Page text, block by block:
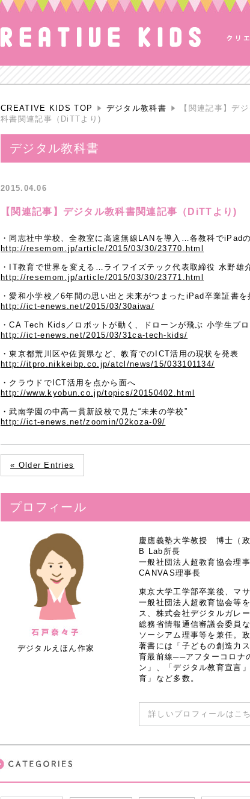
CREATIVE KIDS TOP デジタル教科書
【関連記事】デジ
科書関連記事（DiTTより)
デジタル教科書
2015.04.06
【関連記事】デジタル教科書関連記事（DiTTより)
・同志社中学校、全教室に高速無線LANを導入…各教科でiPad
http://resemom.jp/article/2015/03/30/23770.html
・IT教育で世界を変える…ライフイズテック代表取締役 水野雄
http://resemom.jp/article/2015/03/30/23771.html
・愛和小学校／6年間の思い出と未来がつまったiPad卒業証書を
http://ict-enews.net/2015/03/30aiwa/
・CA Tech Kids／ロボットが動く、ドローンが飛ぶ 小学生プ
http://ict-enews.net/2015/03/31ca-tech-kids/
・東京都荒川区や佐賀県など、教育でのICT活用の現状を発表
http://itpro.nikkeibp.co.jp/atcl/news/15/033101134/
・クラウドでICT活用を点から面へ
http://www.kyobun.co.jp/topics/20150402.html
・武南学園の中高一貫新設校で見た“未来の学校”
http://ict-enews.net/zoomin/02koza-09/
« Older Entries
プロフィール
デジタルえほん作家
慶應義塾大学教授 博士（政
B Lab所長
一般社団法人超教育協会理
CANVAS理事長
東京大学工学部卒業後、マ
一般社団法人超教育協会等
ス、株式会社デジタルガレ
総務省情報通信審議会委員
ソーシアム理事等を兼任。
著書には「子どもの創造力
育最前線──アフターコロナ
ン」、「デジタル教育宣言
育」など多数。
詳しいプロフィールはこ